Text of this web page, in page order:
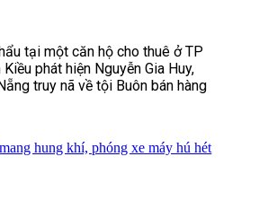
tại một căn hộ cho thuê ở TP
phát hiện Nguyễn Gia Huy,
truy nã về tội Buôn bán hàng
hung khí, phóng xe máy hú hét